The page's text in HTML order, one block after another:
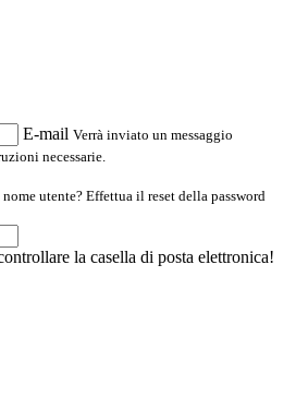
E-mail Verrà inviato un messaggio
necessarie.
utente? Effettua il reset della password
la casella di posta elettronica!